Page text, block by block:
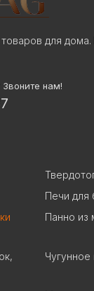
для
нам!
Печи для
Панно из
Чугунное